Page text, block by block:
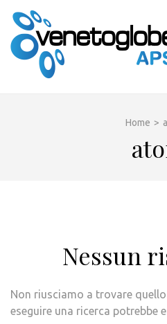
contenuto
(premi
Home >
Nessun
Non riusciamo a trovare quello
eseguire una ricerca potrebbe